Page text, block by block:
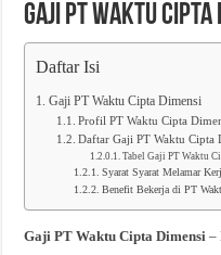
Gaji PT Waktu Cipta
Daftar Isi
Gaji PT Waktu Cipta Dimensi
Profil PT Waktu Cipta
Daftar Gaji PT Waktu Cipta
Tabel Gaji PT Waktu
Syarat Syarat Melamar
Benefit Bekerja di PT
Gaji PT Waktu Cipta Dimensi –